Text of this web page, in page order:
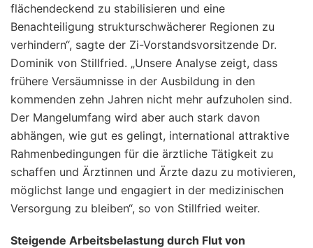
flächendeckend zu stabilisieren und eine
Benachteiligung strukturschwächerer Regionen zu
verhindern“, sagte der Zi-Vorstandsvorsitzende Dr.
Dominik von Stillfried. „Unsere Analyse zeigt, dass
frühere Versäumnisse in der Ausbildung in den
kommenden zehn Jahren nicht mehr aufzuholen sind.
Der Mangelumfang wird aber auch stark davon
abhängen, wie gut es gelingt, international attraktive
Rahmenbedingungen für die ärztliche Tätigkeit zu
schaffen und Ärztinnen und Ärzte dazu zu motivieren,
möglichst lange und engagiert in der medizinischen
Versorgung zu bleiben“, so von Stillfried weiter.
Steigende Arbeitsbelastung durch Flut von